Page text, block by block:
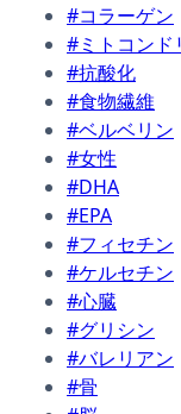
#コラーゲン
#ミトコンド
#抗酸化
#食物繊維
#ベルベリン
#女性
#DHA
#EPA
#フィセチン
#ケルセチン
#心臓
#グリシン
#バレリアン
#骨